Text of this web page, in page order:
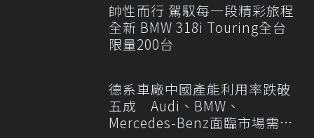
帥性而行 駕馭每一段精彩旅程
全新 BMW 318i Touring全台
限量200台
德系車廠中國產能利用率跌破
五成 Audi、BMW、
Mercedes-Benz面臨市場需求